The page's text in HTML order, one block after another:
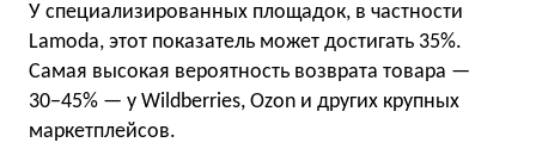
У специализированных площадок, в частности
Lamoda, этот показатель может достигать 35%.
Самая высокая вероятность возврата товара —
30−45% — у Wildberries, Ozon и других крупных
маркетплейсов.